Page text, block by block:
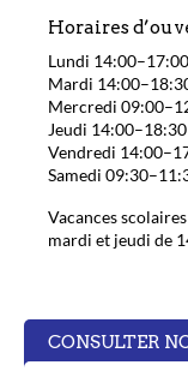
Horaires
Lundi 14:00–17:00
Mardi
Mercredi
Jeudi 14:00–18:30
Vendredi
Samedi
Vacances
mardi et jeudi de
CONSULTER